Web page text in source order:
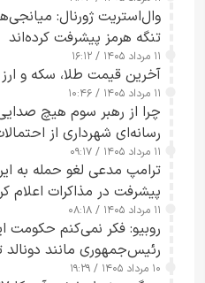
وال‌استریت ژورنال:
تنگه هرمز پیشرفت کرده‌اند
۱۱ مرداد ۱۴۰۵ / ۱۶:۱۲
آخرین قیمت طلا، سکه و ارز یکشنبه 11
۱۱ مرداد ۱۴۰۵ / ۱۰:۴۶
چرا از رهبر سوم هیچ
رسانه‌ای شهرداری از
جاسوسی گفت
۱۱ مرداد ۱۴۰۵ / ۰۹:۱۷
ترامپ مدعی
پیشرفت در مذاکرات اعلام
۱۱ مرداد ۱۴۰۵ / ۰۸:۱۸
روبیو: فکر نمی‌کنم حکومت
رئیس‌جمهوری مانند دونالد
کسی که واقعاً دست به اقدام
۱۰ مرداد ۱۴۰۵ / ۱۹:۲۹